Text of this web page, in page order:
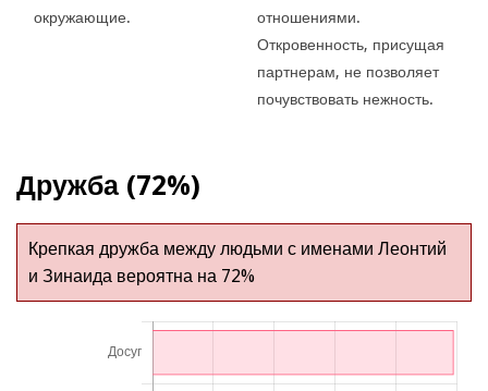
окружающие.
отношениями.
Откровенность, присущая
партнерам, не позволяет
почувствовать нежность.
Дружба (72%)
Крепкая дружба между людьми с именами Леонтий
и Зинаида вероятна на 72%